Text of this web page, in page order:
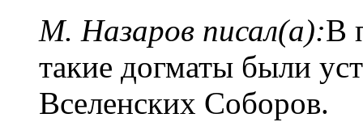
М. Назаров писал(а):В
такие догматы были
Вселенских Соборов.